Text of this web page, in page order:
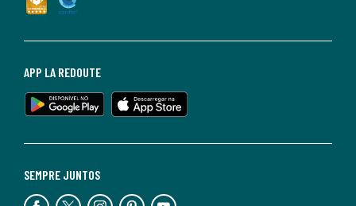
SEMPRE JUNTOS
APP LA REDOUTE